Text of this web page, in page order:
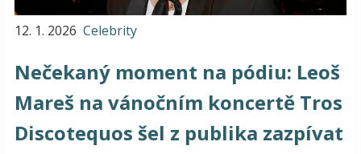
12. 1. 2026 Celebrity
Nečekaný moment na pódiu: Leoš
Mareš na vánočním koncertě Tros
Discotequos šel z publika zazpívat